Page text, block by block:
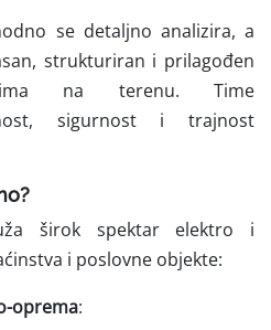
se detaljno analizira, a
strukturiran i prilagođen
na terenu. Time
sigurnost i trajnost
širok spektar elektro i
i poslovne objekte:
oprema: